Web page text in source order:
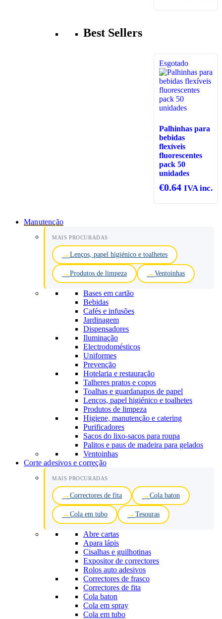
Best Sellers
Esgotado
Palhinhas para
bebidas
flexíveis
fluorescentes
pack 50
unidades
€0.64 IVA inc.
Manutenção
MAIS PROCURADAS
Lenços, papel higiénico e toalhetes
Produtos de limpeza Ventoinhas
Bases em cartão
Bebidas
Cafés e infusões
Jardinagem
Dispensadores
Iluminação
Electrodomésticos
Uniformes
Prevenção
Hotelaria e restauração
Talheres pratos e copos
Toalhas e guardanapos de papel
Lenços, papel higiénico e toalhetes
Produtos de limpeza
Higiene, manutenção e catering
Purificadores
Sacos do lixo-sacos para roupa
Palitos e paus de madeira para gelados
Ventoinhas
Corte adesivos e correção
MAIS PROCURADAS
Correctores de fita Cola baton
Cola em tubo Tesouras
Abre cartas
Apara lápis
Cisalhas e guilhotinas
Expositor de correctores
Rolos auto adesivos
Correctores de frasco
Correctores de fita
Cola baton
Cola em spray
Cola em tubo